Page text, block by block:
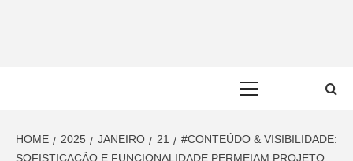
HOME 2025 JANEIRO 21
#CONTEÚDO & VISIBILIDADE:
SOFISTICAÇÃO E FUNCIONALIDADE PERMEIAM PROJETO